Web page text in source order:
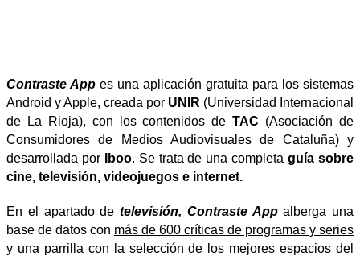
Contraste App es una aplicación gratuita para los sistemas
Android y Apple, creada por UNIR (Universidad Internacional
de La Rioja), con los contenidos deTAC (Asociación de
Consumidores de Medios Audiovisuales de Cataluña) y
desarrollada por
Iboo. Se trata de una completaguía sobre
cine, televisión, videojuegos e internet.
En el apartado de televisión, Contraste Appalberga una
base de datos con más de 600 críticas de programas y series
y una parrilla con la selección de los mejores espacios del